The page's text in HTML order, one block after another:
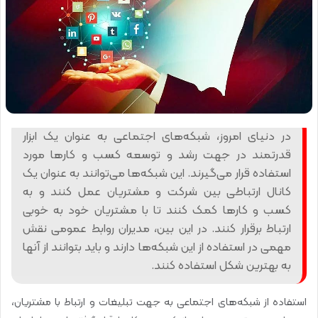
در دنیای امروز، شبکه‌های اجتماعی به عنوان یک ابزار
قدرتمند در جهت رشد و توسعه کسب و کارها مورد
استفاده قرار می‌گیرند. این شبکه‌ها می‌توانند به عنوان یک
کانال ارتباطی بین شرکت و مشتریان عمل کنند و به
کسب و کارها کمک کنند تا با مشتریان خود به خوبی
ارتباط برقرار کنند. در این بین، مدیران روابط عمومی نقش
مهمی در استفاده از این شبکه‌ها دارند و باید بتوانند از آنها
به بهترین شکل استفاده کنند.
استفاده از شبکه‌های اجتماعی به جهت تبلیغات و ارتباط با مشتریان،